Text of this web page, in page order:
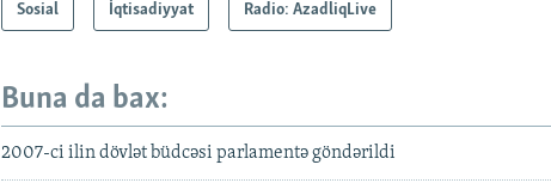
Sosial İqtisadiyyat Radio: AzadliqLive
Buna da bax:
2007-ci ilin dövlət büdcəsi parlamentə göndərildi